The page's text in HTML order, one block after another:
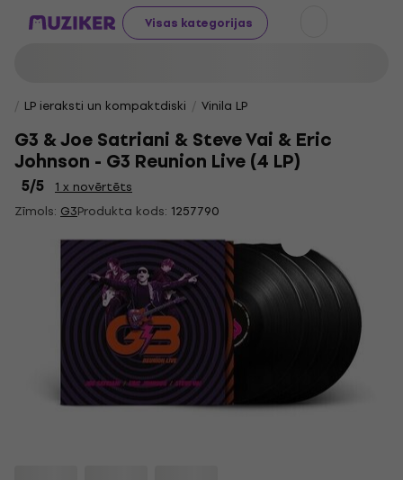
Visas kategorijas
LP ieraksti un kompaktdiski Vinila LP
G3 & Joe Satriani & Steve Vai & Eric
Johnson - G3 Reunion Live (4 LP)
5/5
1 x novērtēts
Zīmols: G3Produkta kods: 1257790